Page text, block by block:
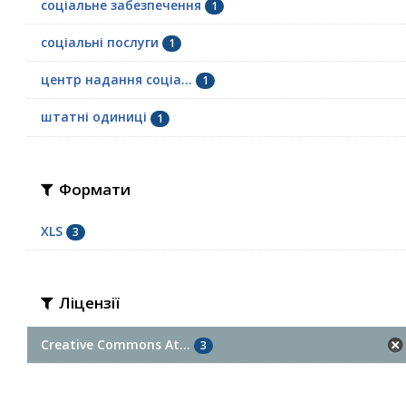
соціальне забезпечення 1
соціальні послуги 1
центр надання соціа... 1
штатні одиниці 1
Формати
XLS 3
Ліцензії
Creative Commons At... 3